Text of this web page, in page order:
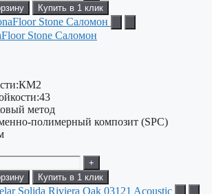
Купить в 1 клик
Stone Саломон
КМ2
43
метод
полимерный композит (SPC)
+
Купить в 1 клик